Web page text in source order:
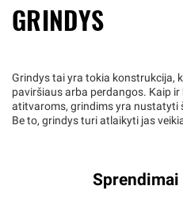
GRINDYS
Grindys tai yra tokia konstrukcija,
paviršiaus arba perdangos. Kaip
atitvaroms, grindims yra nustatyti
Be to, grindys turi atlaikyti jas